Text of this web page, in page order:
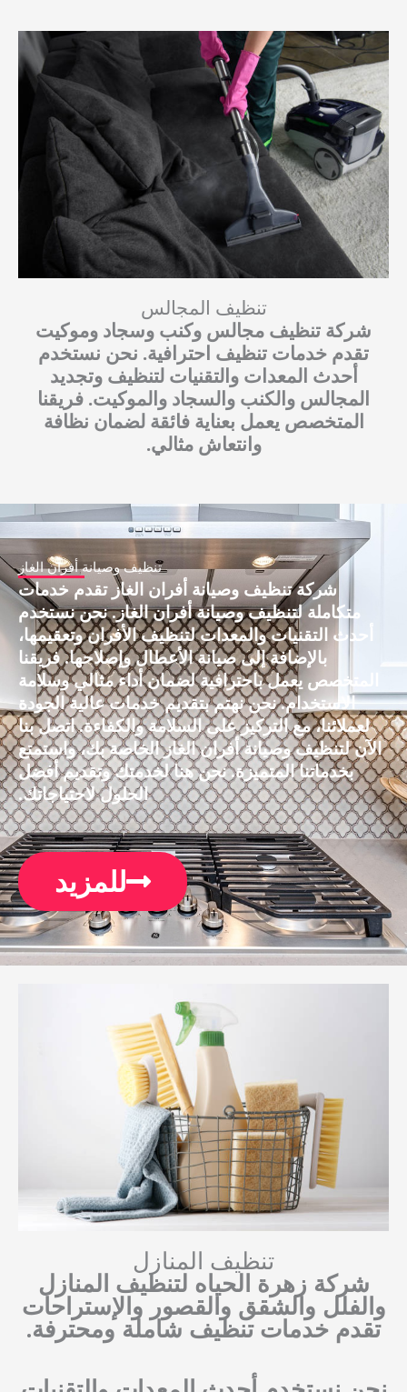
تنظيف المجالس
شركة تنظيف مجالس وكنب وسجاد وموكيت
تقدم خدمات تنظيف احترافية. نحن نستخدم
أحدث المعدات والتقنيات لتنظيف وتجديد
المجالس والكنب والسجاد والموكيت. فريقنا
المتخصص يعمل بعناية فائقة لضمان نظافة
وانتعاش مثالي.
تنظيف وصيانة أفران الغاز
شركة تنظيف وصيانة أفران الغاز تقدم خدمات
متكاملة لتنظيف وصيانة أفران الغاز. نحن نستخدم
أحدث التقنيات والمعدات لتنظيف الأفران وتعقيمها،
بالإضافة إلى صيانة الأعطال وإصلاحها. فريقنا
المتخصص يعمل باحترافية لضمان أداء مثالي وسلامة
الاستخدام. نحن نهتم بتقديم خدمات عالية الجودة
لعملائنا، مع التركيز على السلامة والكفاءة. اتصل بنا
الآن لتنظيف وصيانة أفران الغاز الخاصة بك، واستمتع
بخدماتنا المتميزة. نحن هنا لخدمتك وتقديم أفضل
الحلول لاحتياجاتك.
للمزيد
تنظيف المنازل
شركة زهرة الحياه لتنظيف المنازل
والفلل والشقق والقصور والإستراحات
تقدم خدمات تنظيف شاملة ومحترفة.